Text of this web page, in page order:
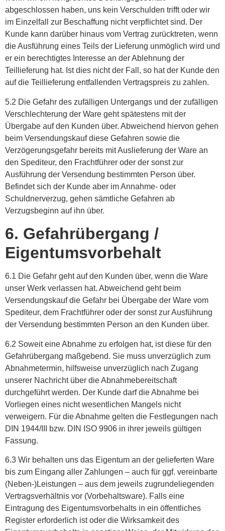
abgeschlossen haben, uns kein Verschulden trifft oder wir
im Einzelfall zur Beschaffung nicht verpflichtet sind. Der
Kunde kann darüber hinaus vom Vertrag zurücktreten, wenn
die Ausführung eines Teils der Lieferung unmöglich wird und
er ein berechtigtes Interesse an der Ablehnung der
Teillieferung hat. Ist dies nicht der Fall, so hat der Kunde den
auf die Teillieferung entfallenden Vertragspreis zu zahlen.
5.2 Die Gefahr des zufälligen Untergangs und der zufälligen
Verschlechterung der Ware geht spätestens mit der
Übergabe auf den Kunden über. Abweichend hiervon gehen
beim Versendungskauf diese Gefahren sowie die
Verzögerungsgefahr bereits mit Auslieferung der Ware an
den Spediteur, den Frachtführer oder der sonst zur
Ausführung der Versendung bestimmten Person über.
Befindet sich der Kunde aber im Annahme- oder
Schuldnerverzug, gehen sämtliche Gefahren ab
Verzugsbeginn auf ihn über.
6. Gefahrübergang /
Eigentumsvorbehalt
6.1 Die Gefahr geht auf den Kunden über, wenn die Ware
unser Werk verlassen hat. Abweichend geht beim
Versendungskauf die Gefahr bei Übergabe der Ware vom
Spediteur, dem Frachtführer oder der sonst zur Ausführung
der Versendung bestimmten Person an den Kunden über.
6.2 Soweit eine Abnahme zu erfolgen hat, ist diese für den
Gefahrübergang maßgebend. Sie muss unverzüglich zum
Abnahmetermin, hilfsweise unverzüglich nach Zugang
unserer Nachricht über die Abnahmebereitschaft
durchgeführt werden. Der Kunde darf die Abnahme bei
Vorliegen eines nicht wesentlichen Mangels nicht
verweigern. Für die Abnahme gelten die Festlegungen nach
DIN 1944/III bzw. DIN ISO 9906 in ihrer jeweils gültigen
Fassung.
6.3 Wir behalten uns das Eigentum an der gelieferten Ware
bis zum Eingang aller Zahlungen – auch für ggf. vereinbarte
(Neben-)Leistungen – aus dem jeweils zugrundeliegenden
Vertragsverhältnis vor (Vorbehaltsware). Falls eine
Eintragung des Eigentumsvorbehalts in ein öffentliches
Register erforderlich ist oder die Wirksamkeit des